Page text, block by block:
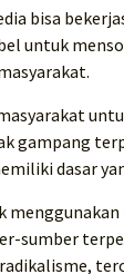
bisa
untuk
gampang
dasar
sumber